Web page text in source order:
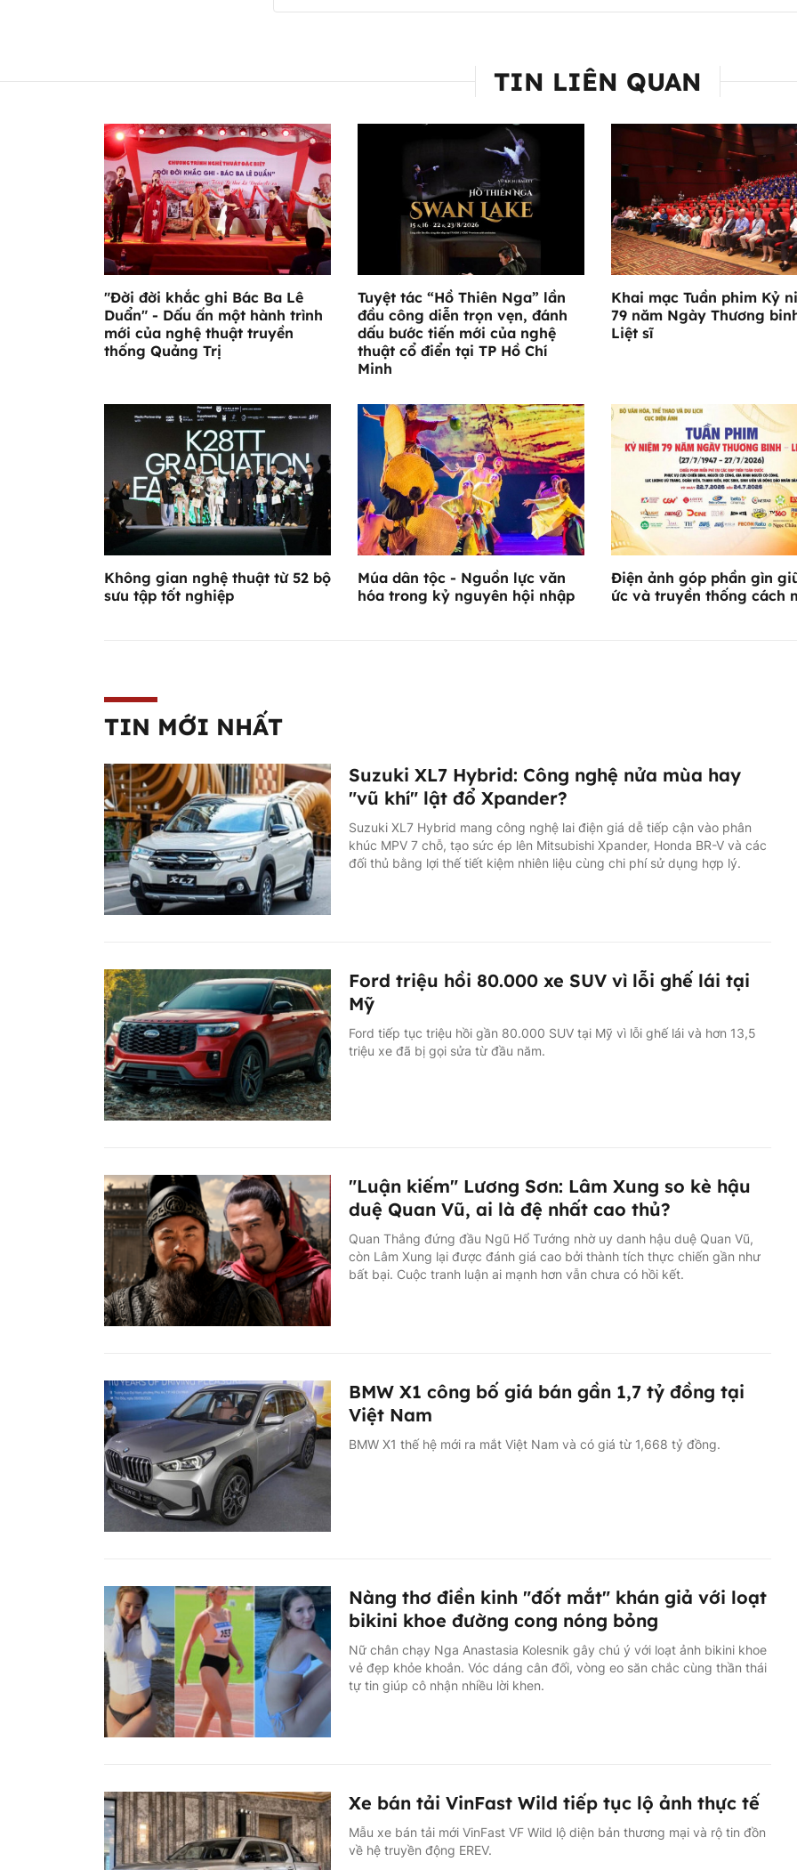
TIN LIÊN QUAN
"Đời đời khắc ghi Bác Ba Lê
Duẩn" - Dấu ấn một hành trình
mới của nghệ thuật truyền
thống Quảng Trị
Tuyệt tác “Hồ Thiên Nga” lần
đầu công diễn trọn vẹn, đánh
dấu bước tiến mới của nghệ
thuật cổ điển tại TP Hồ Chí
Minh
Khai mạc Tuần phim Kỷ
79 năm Ngày Thương
Liệt sĩ
Không gian nghệ thuật từ 52 bộ
sưu tập tốt nghiệp
Múa dân tộc - Nguồn lực văn
hóa trong kỷ nguyên hội nhập
Điện ảnh góp phần gìn
ức và truyền thống cách
TIN MỚI NHẤT
Suzuki XL7 Hybrid: Công nghệ nửa mùa hay
"vũ khí" lật đổ Xpander?
Suzuki XL7 Hybrid mang công nghệ lai điện giá dễ tiếp cận vào phân
khúc MPV 7 chỗ, tạo sức ép lên Mitsubishi Xpander, Honda BR-V và các
đối thủ bằng lợi thế tiết kiệm nhiên liệu cùng chi phí sử dụng hợp lý.
Ford triệu hồi 80.000 xe SUV vì lỗi ghế lái tại
Mỹ
Ford tiếp tục triệu hồi gần 80.000 SUV tại Mỹ vì lỗi ghế lái và hơn 13,5
triệu xe đã bị gọi sửa từ đầu năm.
"Luận kiếm" Lương Sơn: Lâm Xung so kè hậu
duệ Quan Vũ, ai là đệ nhất cao thủ?
Quan Thắng đứng đầu Ngũ Hổ Tướng nhờ uy danh hậu duệ Quan Vũ,
còn Lâm Xung lại được đánh giá cao bởi thành tích thực chiến gần như
bất bại. Cuộc tranh luận ai mạnh hơn vẫn chưa có hồi kết.
BMW X1 công bố giá bán gần 1,7 tỷ đồng tại
Việt Nam
BMW X1 thế hệ mới ra mắt Việt Nam và có giá từ 1,668 tỷ đồng.
Nàng thơ điền kinh "đốt mắt" khán giả với loạt
bikini khoe đường cong nóng bỏng
Nữ chân chạy Nga Anastasia Kolesnik gây chú ý với loạt ảnh bikini khoe
vẻ đẹp khỏe khoắn. Vóc dáng cân đối, vòng eo săn chắc cùng thần thái
tự tin giúp cô nhận nhiều lời khen.
Xe bán tải VinFast Wild tiếp tục lộ ảnh thực tế
Mẫu xe bán tải mới VinFast VF Wild lộ diện bản thương mại và rộ tin đồn
về hệ truyền động EREV.